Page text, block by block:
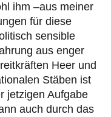
ihm –aus meiner
für diese
sensible
aus enger
Heer und
Stäben ist
jetzigen Aufgabe
auch durch das